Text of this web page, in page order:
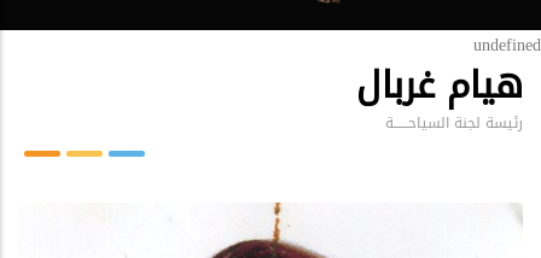
undefined
هيام غربال
رئيسة لجنة السياحــــــة